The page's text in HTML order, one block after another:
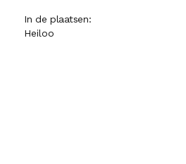
In de plaatsen:
Heiloo